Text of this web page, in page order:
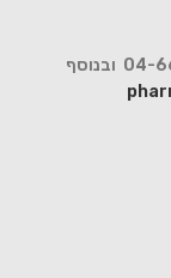
להתייעצות עם רוקח פנה למספר טלפון.04-6669192 ובנוסף